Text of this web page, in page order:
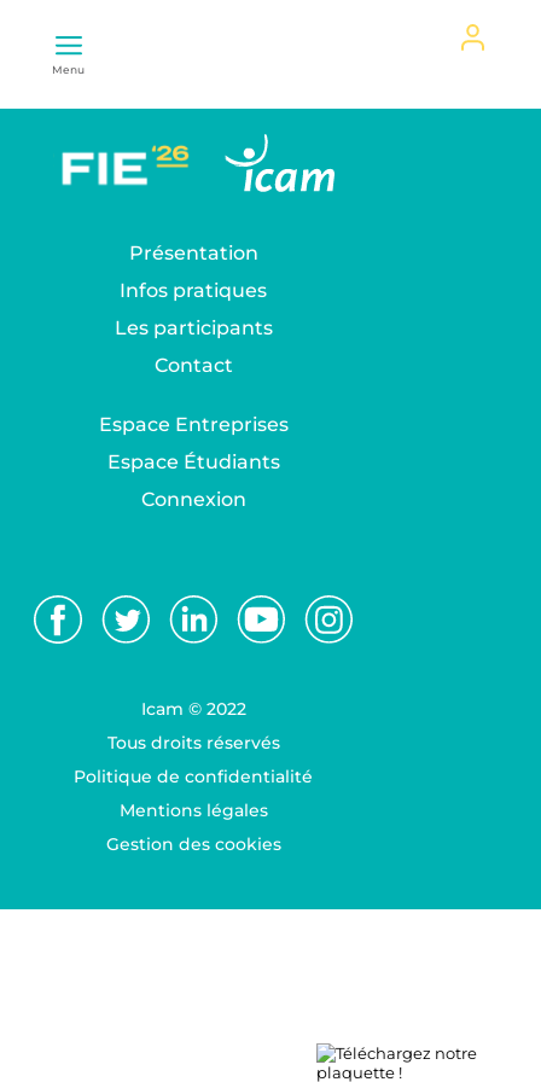
Menu
Présentation
Infos pratiques
Les participants
Contact
Espace Entreprises
Espace Étudiants
Connexion
Icam © 2022
Tous droits réservés
Politique de confidentialité
Mentions légales
Gestion des cookies